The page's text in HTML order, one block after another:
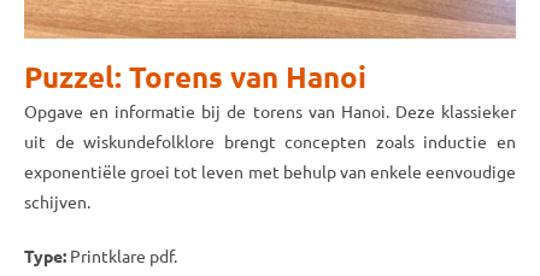
Puzzel: Torens van Hanoi
Opgave en informatie bij de torens van Hanoi. Deze klassieker
uit de wiskundefolklore brengt concepten zoals inductie en
exponentiële groei tot leven met behulp van enkele eenvoudige
schijven.
Type: Printklare pdf.